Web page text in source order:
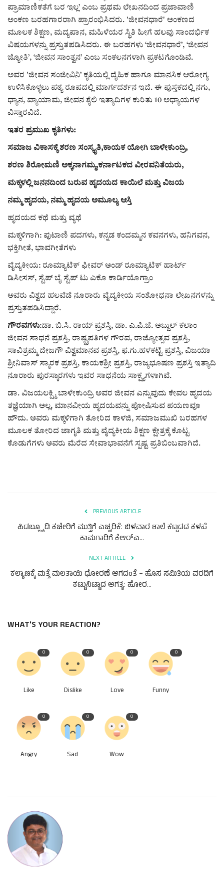
ಪ್ರಾಮಾಣಿಕತೆಗೆ ಬರ ಇಲ್ಲ’ ಎಂಬ ಪ್ರಥಮ ಲೇಖನದಿಂದ ಪ್ರಜಾವಾಣಿ
ಅಂಕಣ ಬರಹಗಾರರಾಗಿ ಪ್ರಾರಂಭಿಸಿದರು. 'ಜೀವನಧಾರೆ' ಅಂಕಣದ
ಮೂಲಕ ಶಿಕ್ಷಣ, ಮದ್ಯಪಾನ, ಮಹಿಳೆಯರ ಸ್ಥಿತಿ ಹೀಗೆ ಹಲವು ಸಾಂದರ್ಭಿಕ
ವಿಷಯಗಳನ್ನು ಪ್ರಸ್ತುತಪಡಿಸಿದರು. ಈ ಬರಹಗಳು ‘ಜೀವನಧಾರೆ’, ‘ಜೀವನ
ಜ್ಯೋತಿ’, ‘ಜೀವನ ಸಾಂತ್ವನ’ ಎಂಬ ಸಂಕಲನಗಳಾಗಿ ಪ್ರಕಟಗೊಂಡಿವೆ.
ಅವರ 'ಜೀವನ ಸಂಜೀವಿನಿ’ ಕೃತಿಯಲ್ಲಿ ದೈಹಿಕ ಹಾಗೂ ಮಾನಸಿಕ ಆರೋಗ್ಯ
ಉಳಿಸಿಕೊಳ್ಳಲು ಪಠ್ಯ ರೂಪದಲ್ಲಿ ಮಾರ್ಗದರ್ಶನ ಇದೆ. ಈ ಪುಸ್ತಕದಲ್ಲಿ ನಗು,
ಧ್ಯಾನ, ವ್ಯಾಯಾಮ, ಜೀವನ ಶೈಲಿ ಇತ್ಯಾದಿಗಳ ಕುರಿತು 10 ಅಧ್ಯಾಯಗಳ
ವಿಸ್ತಾರವಿದೆ.
ಇತರ ಪ್ರಮುಖ ಕೃತಿಗಳು:
ಸಮಾಜ ವಿಕಾಸಕ್ಕೆ ಶರಣ ಸಂಸ್ಕೃತಿ,ಕಾಯಕ ಯೋಗಿ ಬಾಳೇಕುಂದ್ರಿ,
ಶರಣ ಶಿರೋಮಣಿ ಅಕ್ಕನಾಗಮ್ಮ,ಕರ್ನಾಟಕದ ವೀರವನಿತೆಯರು,
ಮಕ್ಕಳಲ್ಲಿ ಜನನದಿಂದ ಬರುವ ಹೃದಯದ ಕಾಯಿಲೆ ಮತ್ತು ವಿಜಯ
ನಮ್ಮ ಹೃದಯ, ನಮ್ಮ ಹೃದಯ ಅಮೂಲ್ಯ ಆಸ್ತಿ
ಹೃದಯದ ಕಥೆ ಮತ್ತು ವ್ಯಥೆ
ಮಕ್ಕಳಿಗಾಗಿ: ಪುಟಾಣಿ ಪದಗಳು, ಕನ್ನಡ ಕಂದಮ್ಮನ ಕವನಗಳು, ಹನಿಗವನ,
ಭಕ್ತಿಗೀತೆ, ಭಾವಗೀತೆಗಳು
ವೈದ್ಯಕೀಯ: ರೂಮ್ಯಾಟಿಕ್ ಫೀವರ್ ಅಂಡ್ ರೂಮ್ಯಾಟಿಕ್ ಹಾರ್ಟ್
ಡಿಸೀಸಸ್, ಸ್ಟೆಪ್ ಬೈ ಸ್ಟೆಪ್ ಟು ಎಕೊ ಕಾರ್ಡಿಯೊಗ್ರಾಂ
ಅವರು ವಿಶ್ವದ ಹಲವೆಡೆ ನೂರಾರು ವೈದ್ಯಕೀಯ ಸಂಶೋಧನಾ ಲೇಖನಗಳನ್ನು
ಪ್ರಸ್ತುತಪಡಿಸಿದ್ದಾರೆ.
ಗೌರವಗಳು:ಡಾ. ಬಿ.ಸಿ. ರಾಯ್‌ ಪ್ರಶಸ್ತಿ, ಡಾ. ಎ.ಪಿ.ಜೆ. ಅಬ್ದುಲ್ ಕಲಾಂ
ಜೀವನ ಸಾಧನೆ ಪ್ರಶಸ್ತಿ, ರಾಷ್ಟ್ರಪತಿಗಳ ಗೌರವ, ರಾಜ್ಯೋತ್ಸವ ಪ್ರಶಸ್ತಿ,
ಸಾವಿತ್ರಮ್ಮ ದೇಜಗೌ ವಿಶ್ವಮಾನವ ಪ್ರಶಸ್ತಿ, ಫ.ಗು.ಹಳಕಟ್ಟಿ ಪ್ರಶಸ್ತಿ, ವಿಜಯಾ
ಶ್ರೀನಿವಾಸ್ ಸ್ಮಾರಕ ಪ್ರಶಸ್ತಿ, ಕಾಯಕಶ್ರೀ ಪ್ರಶಸ್ತಿ, ರಾಜ್ಯಭೂಷಣ ಪ್ರಶಸ್ತಿ ಇತ್ಯಾದಿ
ನೂರಾರು ಪುರಸ್ಕಾರಗಳು ಇವರ ಸಾಧನೆಯ ಸಾಕ್ಷ್ಯಗಳಾಗಿವೆ.
ಡಾ. ವಿಜಯಲಕ್ಷ್ಮಿ ಬಾಳೇಕುಂದ್ರಿ ಅವರ ಜೀವನ ಎನ್ನುವುದು ಕೇವಲ ಹೃದಯ
ತಜ್ಞೆಯಾಗಿ ಅಲ್ಲ, ಮಾನವೀಯ ಹೃದಯವನ್ನು ಪೋಷಿಸುವ ಪಯಣವೂ
ಹೌದು. ಅವರು ಮಕ್ಕಳಿಗಾಗಿ ತೋರಿದ ಕಾಳಜಿ, ಸಮಾಜಮುಖಿ ಬರಹಗಳ
ಮೂಲಕ ತೋರಿದ ಜಾಗೃತಿ ಮತ್ತು ವೈದ್ಯಕೀಯ ಶಿಕ್ಷಣ ಕ್ಷೇತ್ರಕ್ಕೆ ಕೊಟ್ಟ
ಕೊಡುಗೆಗಳು ಅವರು ಮೆರೆದ ಸೇವಾಭಾವನೆಗೆ ಸ್ಪಷ್ಟ ಪ್ರತಿಬಿಂಬವಾಗಿದೆ.
PREVIOUS ARTICLE
ಪಿಡಬ್ಲ್ಯೂಡಿ ಕಚೇರಿಗೆ ಮುತ್ತಿಗೆ ಎಚ್ಚರಿಕೆ: ಬಿಳವಾರ ಶಾಲೆ ಕಟ್ಟಡದ ಕಳಪೆ
ಕಾಮಗಾರಿಗೆ ಕೆಆರ್‌ಎ...
NEXT ARTICLE
ಕಲ್ಯಾಣಕ್ಕೆ ಮತ್ತೆ ಮಲತಾಯಿ ಧೋರಣೆ ಆಗದಂತೆ – ಹೊಸ ಸಮಿತಿಯ ವರದಿಗೆ
ಕಟ್ಟುನಿಟ್ಟಾದ ಅಗತ್ಯ: ಹೋರ...
WHAT'S YOUR REACTION?
0
Like
0
Dislike
0
Love
0
Funny
0
Angry
0
Sad
0
Wow